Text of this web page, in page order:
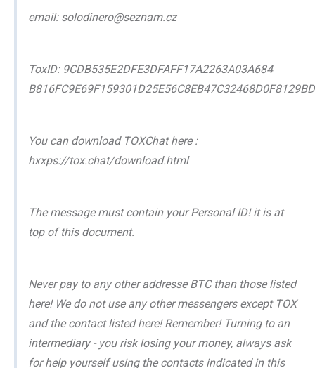
email: solodinero@seznam.cz
ToxID: 9CDB535E2DFE3DFAFF17A2263A03A684
B816FC9E69F159301D25E56C8EB47C32468D0F8129BD
You can download TOXChat here :
hxxps://tox.chat/download.html
The message must contain your Personal ID! it is at
top of this document.
Never pay to any other addresse BTC than those listed
here! We do not use any other messengers except TOX
and the contact listed here! Remember! Turning to an
intermediary - you risk losing your money, always ask
for help yourself using the contacts indicated in this